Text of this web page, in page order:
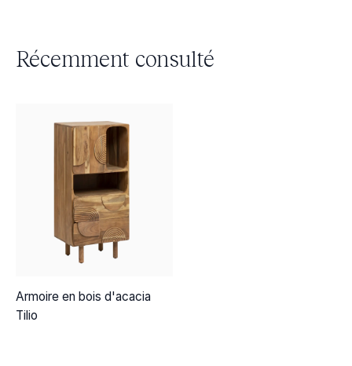
Récemment consulté
Armoire en bois d'acacia
Tilio